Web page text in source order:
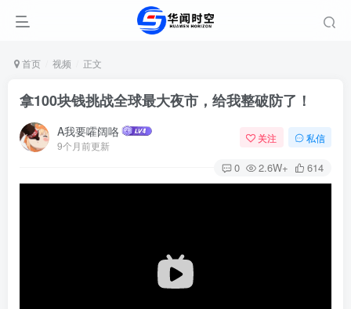
首页 视频 正文
拿100块钱挑战全球最大夜市，给我整破防了！
A我要嚯阔咯
9个月前更新
关注 私信
0 2.6W+ 614